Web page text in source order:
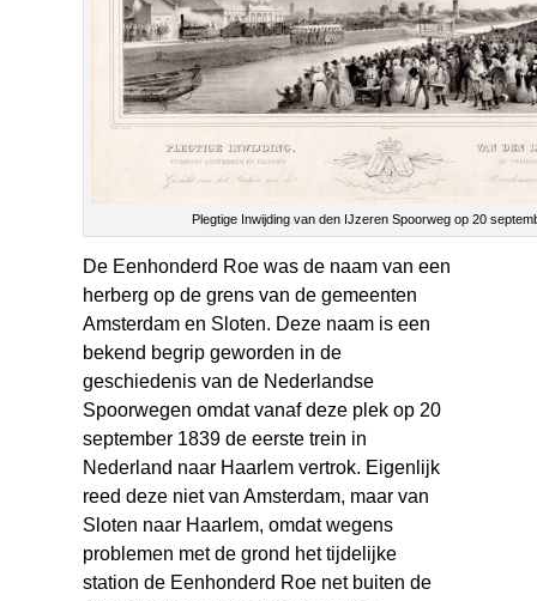
Plegtige Inwijding van den IJzeren Spoorweg op 20
De Eenhonderd Roe was de naam van een
herberg op de grens van de gemeenten
Amsterdam en Sloten. Deze naam is een
bekend begrip geworden in de
geschiedenis van de Nederlandse
Spoorwegen omdat vanaf deze plek op 20
september 1839 de eerste trein in
Nederland naar Haarlem vertrok. Eigenlijk
reed deze niet van Amsterdam, maar van
Sloten naar Haarlem, omdat wegens
problemen met de grond het tijdelijke
station de Eenhonderd Roe net buiten de